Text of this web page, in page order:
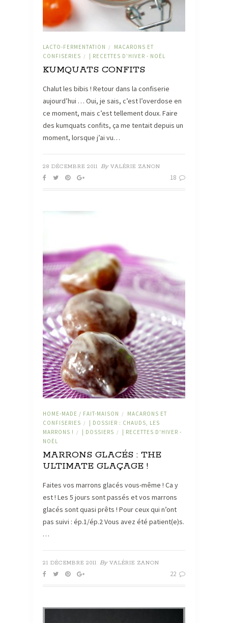
LACTO-FERMENTATION /
MACARONS ET
CONFISERIES / | RECETTES D'HIVER - NOËL
KUMQUATS CONFITS
Chalut les bibis ! Retour dans la confiserie
aujourd’hui … Oui, je sais, c’est l’overdose en
ce moment, mais c’est tellement doux. Faire
des kumquats confits, ça me tentait depuis un
moment, lorsque j’ai vu…
28 DÉCEMBRE 2011 By VALÉRIE ZANON
18
HOME-MADE / FAIT-MAISON /
MACARONS ET
CONFISERIES /
| DOSSIER : CHAUDS, LES
MARRONS !
/ | DOSSIERS /
| RECETTES D'HIVER -
NOËL
MARRONS GLACÉS : THE
ULTIMATE GLAÇAGE !
Faites vos marrons glacés vous-même ! Ca y
est ! Les 5 jours sont passés et vos marrons
glacés sont quasi prêts ! Pour ceux qui n’ont
pas suivi : ép.1/ép.2 Vous avez été patient(e)s.
…
21 DÉCEMBRE 2011 By VALÉRIE ZANON
22